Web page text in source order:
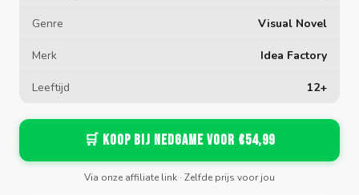
Genre Visual Novel
Merk Idea Factory
Leeftijd 12+
🛒 Koop bij Nedgame voor €54,99
Via onze affiliate link · Zelfde prijs voor jou